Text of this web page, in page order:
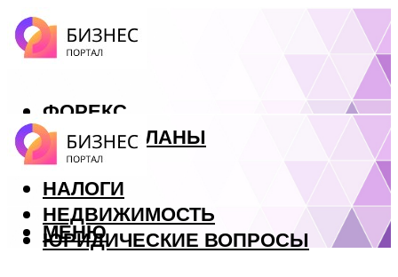
ФОРЕКС
БИЗНЕС ПЛАНЫ
КРЕДИТЫ
НАЛОГИ
НЕДВИЖИМОСТЬ
ЮРИДИЧЕСКИЕ ВОПРОСЫ
МЕНЮ